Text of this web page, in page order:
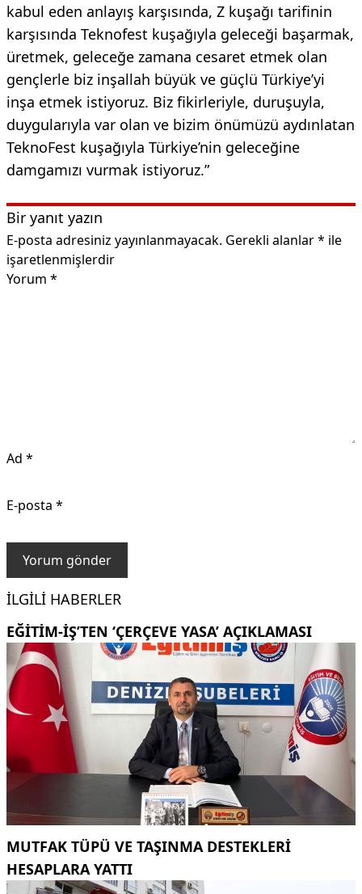
kabul eden anlayış karşısında, Z kuşağı tarifinin
karşısında Teknofest kuşağıyla geleceği başarmak,
üretmek, geleceğe zamana cesaret etmek olan
gençlerle biz inşallah büyük ve güçlü Türkiye’yi
inşa etmek istiyoruz. Biz fikirleriyle, duruşuyla,
duygularıyla var olan ve bizim önümüzü aydınlatan
TeknoFest kuşağıyla Türkiye’nin geleceğine
damgamızı vurmak istiyoruz.”
Bir yanıt yazın
E-posta adresiniz yayınlanmayacak. Gerekli alanlar* ile
işaretlenmişlerdir
Yorum *
Ad *
E-posta *
İLGILI HABERLER
EĞITIM-İŞ’TEN ‘ÇERÇEVE YASA’ AÇIKLAMASI
MUTFAK TÜPÜ VE TAŞINMA DESTEKLERI
HESAPLARA YATTI